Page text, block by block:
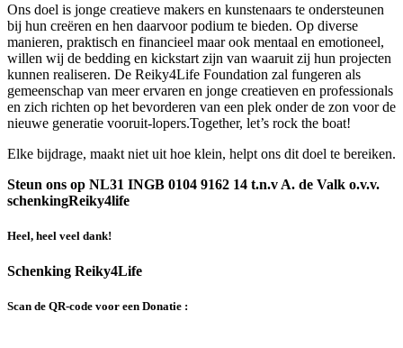
Ons doel is jonge creatieve makers en kunstenaars te ondersteunen
bij hun creëren en hen daarvoor podium te bieden. Op diverse
manieren, praktisch en financieel maar ook mentaal en emotioneel,
willen wij de bedding en kickstart zijn van waaruit zij hun projecten
kunnen realiseren. De Reiky4Life Foundation zal fungeren als
gemeenschap van meer ervaren en jonge creatieven en professionals
en zich richten op het bevorderen van een plek onder de zon voor de
nieuwe generatie vooruit-lopers.Together, let’s rock the boat!
Elke bijdrage, maakt niet uit hoe klein, helpt ons dit doel te bereiken.
Steun ons op NL31 INGB 0104 9162 14 t.n.v A. de Valk o.v.v.
schenkingReiky4life
Heel, heel veel dank!
Schenking Reiky4Life
Scan de QR-code voor een Donatie :